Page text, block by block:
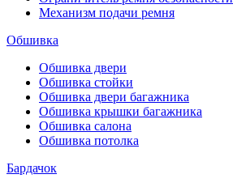
Механизм подачи ремня
Обшивка
Обшивка двери
Обшивка стойки
Обшивка двери багажника
Обшивка крышки багажника
Обшивка салона
Обшивка потолка
Бардачок